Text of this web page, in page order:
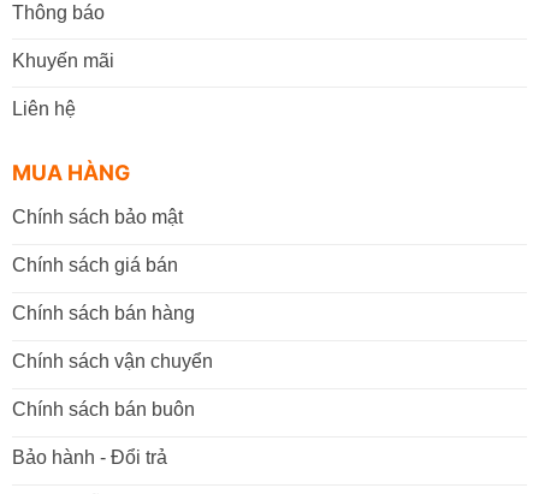
Thông báo
Khuyến mãi
Liên hệ
MUA HÀNG
Chính sách bảo mật
Chính sách giá bán
Chính sách bán hàng
Chính sách vận chuyển
Chính sách bán buôn
Bảo hành - Đổi trả